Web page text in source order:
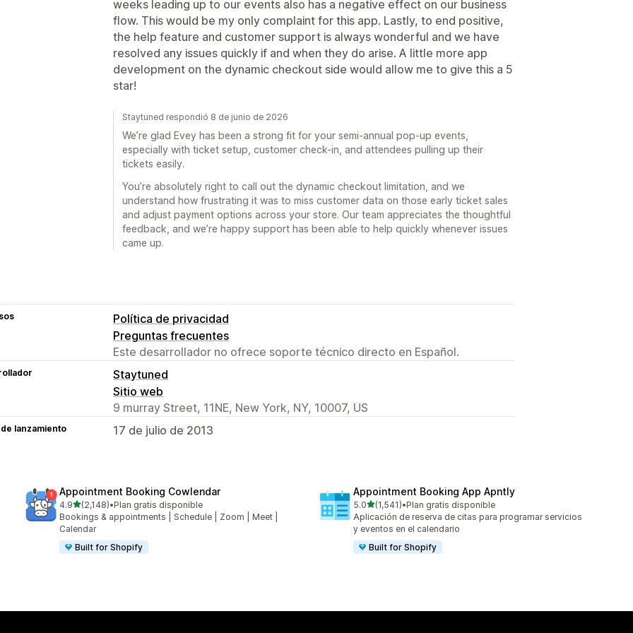
weeks leading up to our events also has a negative effect on our business
flow. This would be my only complaint for this app. Lastly, to end positive,
the help feature and customer support is always wonderful and we have
resolved any issues quickly if and when they do arise. A little more app
development on the dynamic checkout side would allow me to give this a 5
star!
Staytuned respondió 8 de junio de 2026
We’re glad Evey has been a strong fit for your semi-annual pop-up events,
especially with ticket setup, customer check-in, and attendees pulling up their
tickets easily.
You’re absolutely right to call out the dynamic checkout limitation, and we
understand how frustrating it was to miss customer data on those early ticket sales
and adjust payment options across your store. Our team appreciates the thoughtful
feedback, and we’re happy support has been able to help quickly whenever issues
came up.
Política de privacidad
Preguntas frecuentes
Este desarrollador no ofrece soporte técnico directo en Español.
Staytuned
Sitio web
9 murray Street, 11NE, New York, NY, 10007, US
lanzamiento 17 de julio de 2013
Appointment Booking Cowlendar
4.9de 5 estrellas
(2,148)
2148 reseñas en total
•Plan gratis disponible
Bookings & appointments | Schedule | Zoom | Meet |
Calendar
Built for Shopify
Appointment Booking App Apntly
5.0de 5 estrellas
(1,541)
1541 reseñas en total
•Plan gratis disponible
Aplicación de reserva de citas para programar servicios
y eventos en el calendario
Built for Shopify